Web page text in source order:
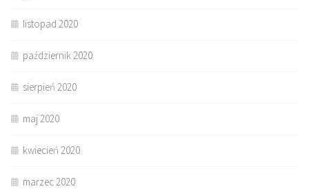
listopad 2020
październik 2020
sierpień 2020
maj 2020
kwiecień 2020
marzec 2020